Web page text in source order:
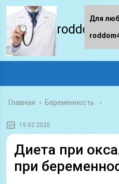
roddom4-
Главная › Беременность
19.02.2020
Диета при
при
Для